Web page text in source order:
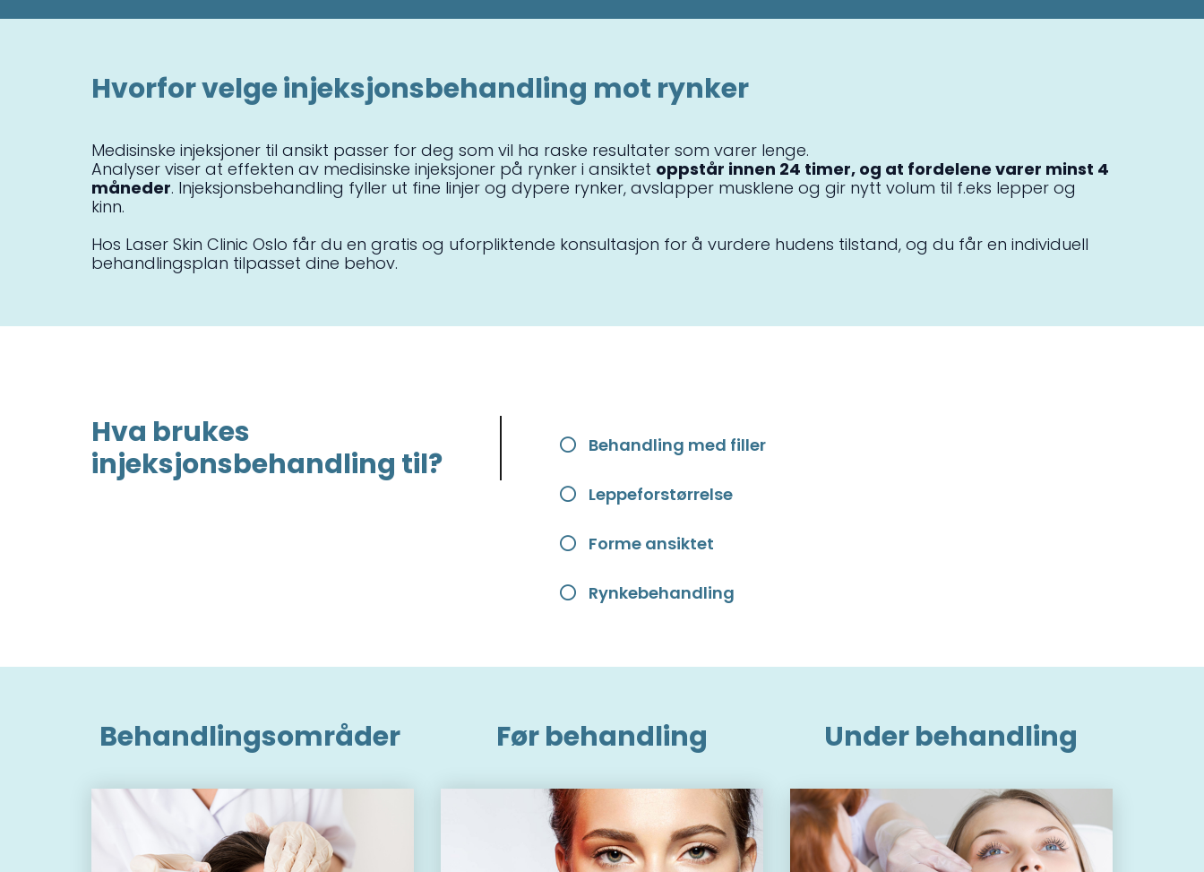
Hvorfor velge injeksjonsbehandling mot rynker
Medisinske injeksjoner til ansikt passer for deg som vil ha raske resultater som varer lenge.
Analyser viser at effekten av medisinske injeksjoner på rynker i ansiktet oppstår innen 24 timer, og at fordelene varer minst 4
måneder. Injeksjonsbehandling fyller ut fine linjer og dypere rynker, avslapper musklene og gir nytt volum til f.eks lepper og
kinn.
Hos Laser Skin Clinic Oslo får du en gratis og uforpliktende konsultasjon for å vurdere hudens tilstand, og du får en individuell
behandlingsplan tilpasset dine behov.
Hva brukes
injeksjonsbehandling til?
Behandling med filler
Leppeforstørrelse
Forme ansiktet
Rynkebehandling
Behandlingsområder Før behandling Under behandling